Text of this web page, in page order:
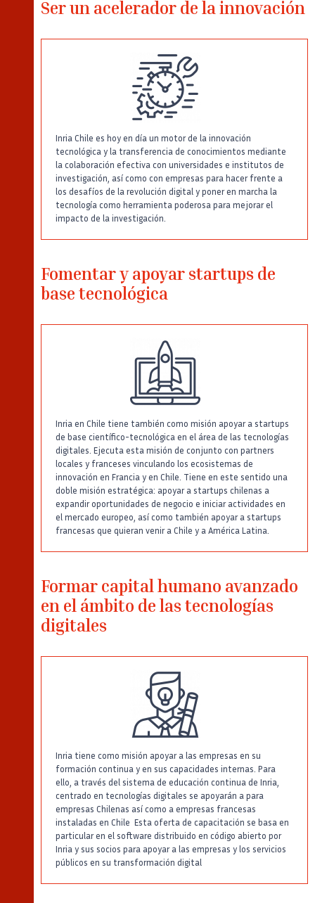
Ser un acelerador de la innovación
Inria Chile es hoy en día un motor de la innovación
tecnológica y la transferencia de conocimientos mediante
la colaboración efectiva con universidades e institutos de
investigación, así como con empresas para hacer frente a
los desafíos de la revolución digital y poner en marcha la
tecnología como herramienta poderosa para mejorar el
impacto de la investigación.
Fomentar y apoyar startups de
base tecnológica
Inria en Chile tiene también como misión apoyar a startups
de base científico-tecnológica en el área de las tecnologías
digitales. Ejecuta esta misión de conjunto con partners
locales y franceses vinculando los ecosistemas de
innovación en Francia y en Chile. Tiene en este sentido una
doble misión estratégica: apoyar a startups chilenas a
expandir oportunidades de negocio e iniciar actividades en
el mercado europeo, así como también apoyar a startups
francesas que quieran venir a Chile y a América Latina.
Formar capital humano avanzado
en el ámbito de las tecnologías
digitales
Inria tiene como misión apoyar a las empresas en su
formación continua y en sus capacidades internas. Para
ello, a través del sistema de educación continua de Inria,
centrado en tecnologías digitales se apoyarán a para
empresas Chilenas así como a empresas francesas
instaladas en Chile Esta oferta de capacitación se basa en
particular en el software distribuido en código abierto por
Inria y sus socios para apoyar a las empresas y los servicios
públicos en su transformación digital